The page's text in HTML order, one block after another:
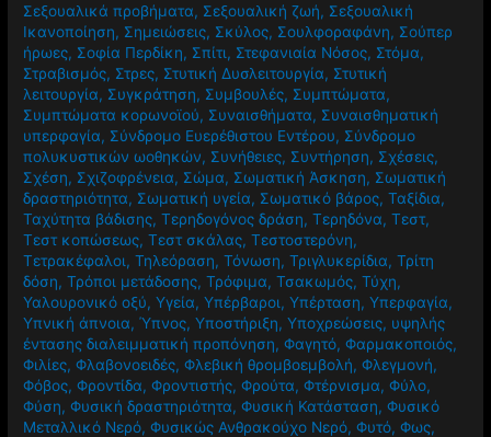
Σεξουαλικά προβήματα, Σεξουαλική ζωή, Σεξουαλική
Ικανοποίηση, Σημειώσεις, Σκύλος, Σουλφοραφάνη, Σούπερ
ήρωες, Σοφία Περδίκη, Σπίτι, Στεφανιαία Νόσος, Στόμα,
Στραβισμός, Στρες, Στυτική Δυσλειτουργία, Στυτική
λειτουργία, Συγκράτηση, Συμβουλές, Συμπτώματα,
Συμπτώματα κορωνοϊού, Συναισθήματα, Συναισθηματική
υπερφαγία, Σύνδρομο Ευερέθιστου Εντέρου, Σύνδρομο
πολυκυστικών ωοθηκών, Συνήθειες, Συντήρηση, Σχέσεις,
Σχέση, Σχιζοφρένεια, Σώμα, Σωματική Άσκηση, Σωματική
δραστηριότητα, Σωματική υγεία, Σωματικό βάρος,Ταξίδια,
Ταχύτητα βάδισης,Τερηδογόνος δράση,Τερηδόνα,Τεστ,
Τεστ κοπώσεως,Τεστ σκάλας,Τεστοστερόνη,
Τετρακέφαλοι,Τηλεόραση,Τόνωση,Τριγλυκερίδια,Τρίτη
δόση,Τρόποι μετάδοσης,Τρόφιμα,Τσακωμός,Τύχη,
Υαλουρονικό οξύ,Υγεία,Υπέρβαροι,Υπέρταση,Υπερφαγία,
Υπνική άπνοια,Ύπνος,Υποστήριξη,Υποχρεώσεις, υψηλής
έντασης διαλειμματική προπόνηση,Φαγητό,Φαρμακοποιός,
Φιλίες,Φλαβονοειδές,Φλεβική θρομβοεμβολή,Φλεγμονή,
Φόβος,Φροντίδα,Φροντιστής,Φρούτα,Φτέρνισμα,Φύλο,
Φύση,Φυσική δραστηριότητα,Φυσική Κατάσταση,Φυσικό
Μεταλλικό Νερό,Φυσικώς Ανθρακούχο Νερό,Φυτό,Φως,